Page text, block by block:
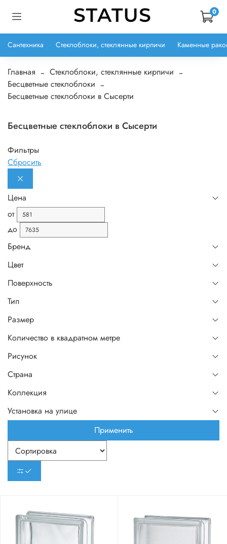
0
Сантехника Стеклоблоки, стеклянные кирпичи Каменные
Главная
Стеклоблоки, стеклянные кирпичи
Бесцветные стеклоблоки
Бесцветные стеклоблоки в Сысерти
Бесцветные стеклоблоки в Сысерти
Фильтры
Сбросить
Цена
от
до
Бренд
Цвет
Поверхность
Тип
Размер
Количество в квадратном метре
Рисунок
Страна
Коллекция
Установка на улице
Применить